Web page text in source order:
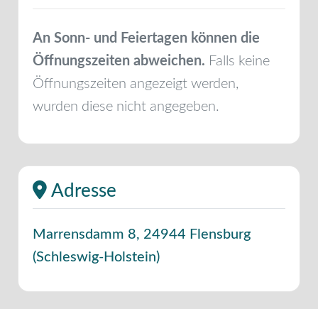
An Sonn- und Feiertagen können die
Öffnungszeiten abweichen. Falls keine
Öffnungszeiten angezeigt werden,
wurden diese nicht angegeben.
Adresse
Marrensdamm 8, 24944 Flensburg
(Schleswig-Holstein)